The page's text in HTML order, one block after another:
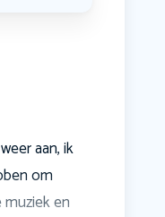
aan, ik
om
en